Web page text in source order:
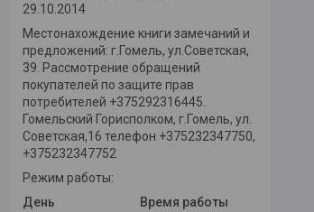
29.10.2014
Местонахождение книги замечаний и
предложений: г.Гомель, ул.Советская,
39. Рассмотрение обращений
покупателей по защите прав
потребителей +375292316445.
Гомельский Горисполком, г.Гомель, ул.
Советская,16 телефон +375232347750,
+375232347752
Режим работы:
День
Время работы